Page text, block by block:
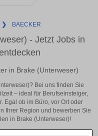
❯ BAECKER
- Jetzt Jobs in
in Brake (Unterweser)
Bei uns finden Sie
– ideal für Berufseinsteiger,
Egal ob im Büro, vor Ort oder
Ihrer Region und bewerben Sie
in Brake (Unterweser)!